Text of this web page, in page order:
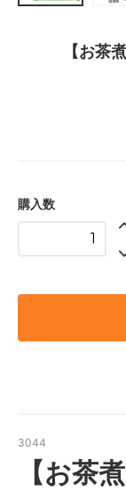
【お茶
購入数
3044
【お茶